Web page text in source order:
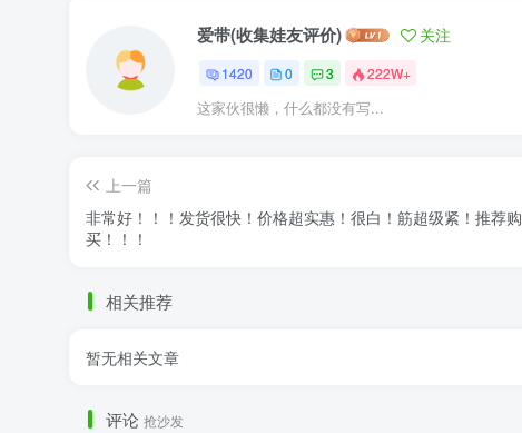
爱带(收集娃友评价) 关注
1420 0 3 222W+
这家伙很懒，什么都没有写...
上一篇
非常好！！！发货很快！价格超实惠！很白！筋超级紧！推荐购
买！！！
相关推荐
暂无相关文章
评论 抢沙发